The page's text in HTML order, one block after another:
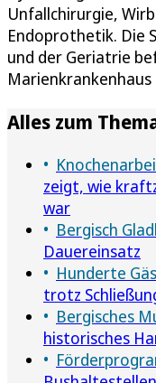
Unfallchirurgie,
Endoprothetik. Die
und der Geriatrie
Marienkrankenhaus
Alles zum
zeigt, wie
war
Bergisch
Dauereinsatz
Hunderte
trotz
Bergisches
historisches